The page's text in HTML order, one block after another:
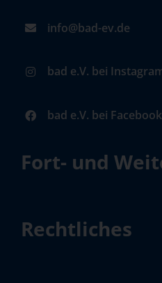
info@bad-ev.de
bad e.V. bei
bad e.V. bei Facebook
Fort- und
Rechtliches